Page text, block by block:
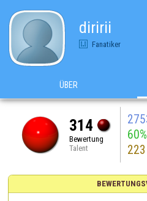
diririi
Fanatiker
ÜBER
314
Bewertung
Talent
60%
223